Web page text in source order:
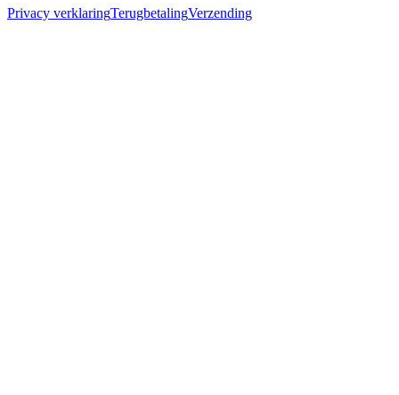
Privacy verklaringTerugbetalingVerzending